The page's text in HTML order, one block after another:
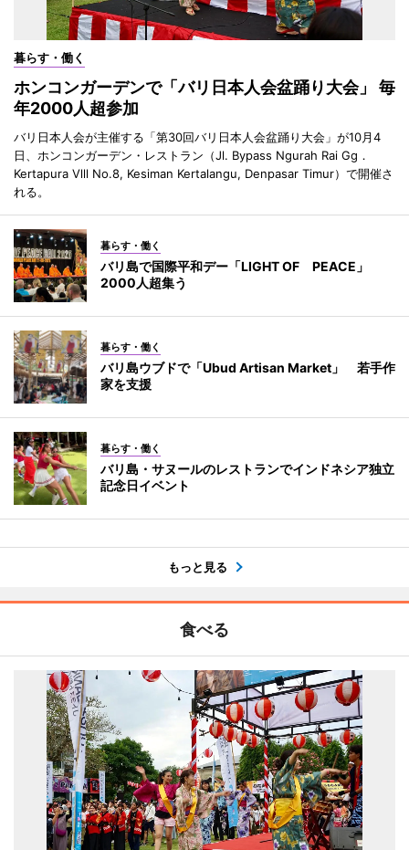
暮らす・働く
ホンコンガーデンで「バリ日本人会盆踊り大会」 毎
年2000人超参加
バリ日本人会が主催する「第30回バリ日本人会盆踊り大会」が10月4
日、ホンコンガーデン・レストラン（Jl. Bypass Ngurah Rai Gg．
Kertapura Vlll No.8, Kesiman Kertalangu, Denpasar Timur）で開催さ
れる。
暮らす・働く
バリ島で国際平和デー「LIGHT OF PEACE」
2000人超集う
暮らす・働く
バリ島ウブドで「Ubud Artisan Market」 若手作
家を支援
暮らす・働く
バリ島・サヌールのレストランでインドネシア独立
記念日イベント
もっと見る
食べる